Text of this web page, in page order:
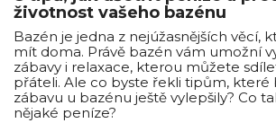
životnost vašeho bazénu
Bazén je jedna z nejúžasnějších věcí,
mít doma. Právě bazén vám umožní
zábavy i relaxace, kterou můžete
přáteli. Ale co byste řekli tipům, které
zábavu u bazénu ještě vylepšily? Co
nějaké peníze?